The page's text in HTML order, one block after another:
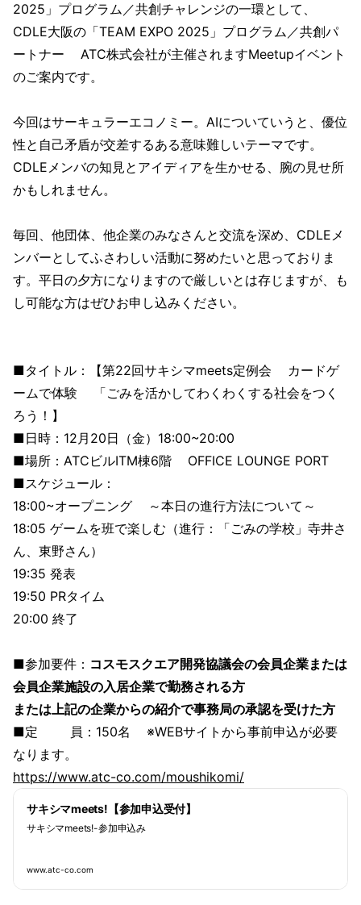
2025」プログラム／共創チャレンジの一環として、
CDLE大阪の「TEAM EXPO 2025」プログラム／共創パ
ートナー ATC株式会社が主催されますMeetupイベント
のご案内です。
今回はサーキュラーエコノミー。AIについていうと、優位
性と自己矛盾が交差するある意味難しいテーマです。
CDLEメンバの知見とアイディアを生かせる、腕の見せ所
かもしれません。
毎回、他団体、他企業のみなさんと交流を深め、CDLEメ
ンバーとしてふさわしい活動に努めたいと思っておりま
す。平日の夕方になりますので厳しいとは存じますが、も
し可能な方はぜひお申し込みください。
■タイトル：【第22回サキシマmeets定例会 カードゲ
ームで体験 「ごみを活かしてわくわくする社会をつく
ろう！】
■日時：12月20日（金）18:00~20:00
■場所：ATCビルITM棟6階 OFFICE LOUNGE PORT
■スケジュール：
18:00~オープニング ～本日の進行方法について～
18:05 ゲームを班で楽しむ（進行：「ごみの学校」寺井さ
ん、東野さん）
19:35 発表
19:50 PRタイム
20:00 終了
■参加要件： コスモスクエア開発協議会の会員企業または
会員企業施設の入居企業で勤務される方
または上記の企業からの紹介で事務局の承認を受けた方
■定 員：150名 ※WEBサイトから事前申込が必要
なります。
https://www.atc-co.com/moushikomi/
サキシマmeets!【参加申込受付】
サキシマmeets!-参加申込み
www.atc-co.com